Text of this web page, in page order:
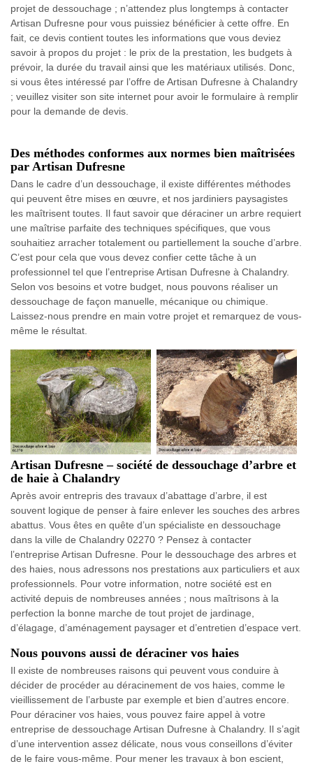
projet de dessouchage ; n’attendez plus longtemps à contacter
Artisan Dufresne pour vous puissiez bénéficier à cette offre. En
fait, ce devis contient toutes les informations que vous deviez
savoir à propos du projet : le prix de la prestation, les budgets à
prévoir, la durée du travail ainsi que les matériaux utilisés. Donc,
si vous êtes intéressé par l’offre de Artisan Dufresne à Chalandry
; veuillez visiter son site internet pour avoir le formulaire à remplir
pour la demande de devis.
Des méthodes conformes aux normes bien maîtrisées
par Artisan Dufresne
Dans le cadre d’un dessouchage, il existe différentes méthodes
qui peuvent être mises en œuvre, et nos jardiniers paysagistes
les maîtrisent toutes. Il faut savoir que déraciner un arbre requiert
une maîtrise parfaite des techniques spécifiques, que vous
souhaitiez arracher totalement ou partiellement la souche d’arbre.
C’est pour cela que vous devez confier cette tâche à un
professionnel tel que l’entreprise Artisan Dufresne à Chalandry.
Selon vos besoins et votre budget, nous pouvons réaliser un
dessouchage de façon manuelle, mécanique ou chimique.
Laissez-nous prendre en main votre projet et remarquez de vous-
même le résultat.
Artisan Dufresne – société de dessouchage d’arbre et
de haie à Chalandry
Après avoir entrepris des travaux d’abattage d’arbre, il est
souvent logique de penser à faire enlever les souches des arbres
abattus. Vous êtes en quête d’un spécialiste en dessouchage
dans la ville de Chalandry 02270 ? Pensez à contacter
l’entreprise Artisan Dufresne. Pour le dessouchage des arbres et
des haies, nous adressons nos prestations aux particuliers et aux
professionnels. Pour votre information, notre société est en
activité depuis de nombreuses années ; nous maîtrisons à la
perfection la bonne marche de tout projet de jardinage,
d’élagage, d’aménagement paysager et d’entretien d’espace vert.
Nous pouvons aussi de déraciner vos haies
Il existe de nombreuses raisons qui peuvent vous conduire à
décider de procéder au déracinement de vos haies, comme le
vieillissement de l’arbuste par exemple et bien d’autres encore.
Pour déraciner vos haies, vous pouvez faire appel à votre
entreprise de dessouchage Artisan Dufresne à Chalandry. Il s’agit
d’une intervention assez délicate, nous vous conseillons d’éviter
de le faire vous-même. Pour mener les travaux à bon escient,